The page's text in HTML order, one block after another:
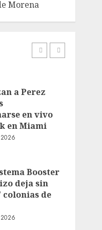
Morena
cheque
a Perez
en vivo
en Miami
Booster
deja sin
colonias de